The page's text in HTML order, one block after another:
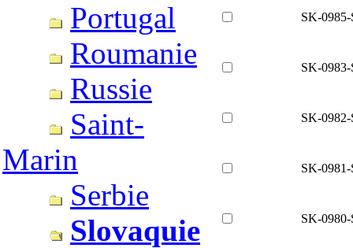
Portugal
Roumanie
Russie
Saint-
Marin
Serbie
Slovaquie
SK-0985-
SK-0983-
SK-0982-
SK-0981-
SK-0980-